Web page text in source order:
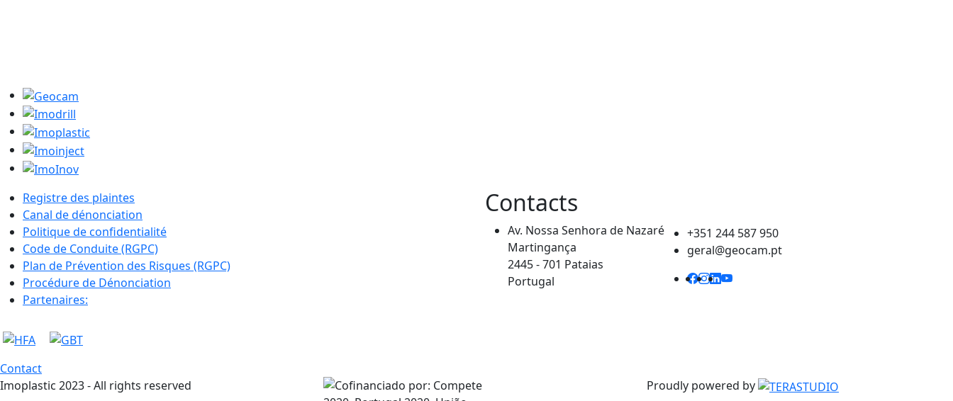
Registre des plaintes
Canal de dénonciation
Politique de confidentialité
Code de Conduite (RGPC)
Plan de Prévention des Risques (RGPC)
Procédure de Dénonciation
Partenaires:
Contacts
Av. Nossa Senhora de Nazaré
Martingança
2445 - 701 Pataias
Portugal
+351 244 587 950
geral@geocam.pt
Contact
Imoplastic 2023 - All rights reserved
Proudly powered by